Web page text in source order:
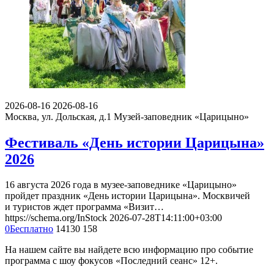
2026-08-16 2026-08-16
Москва, ул. Дольская, д.1 Музей-заповедник «Царицыно»
Фестиваль «День истории Царицына»
2026
16 августа 2026 года в музее-заповеднике «Царицыно»
пройдет праздник «День истории Царицына». Москвичей
и туристов ждет программа «Визит…
https://schema.org/InStock 2026-07-28T14:11:00+03:00
0Бесплатно 14130 158
На нашем сайте вы найдете всю информацию про событие
программа с шоу фокусов «Последний сеанс» 12+.